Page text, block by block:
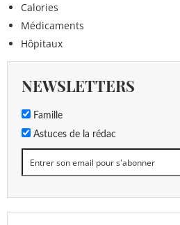
Calories
Médicaments
Hôpitaux
NEWSLETTERS
Famille
Astuces de la rédac